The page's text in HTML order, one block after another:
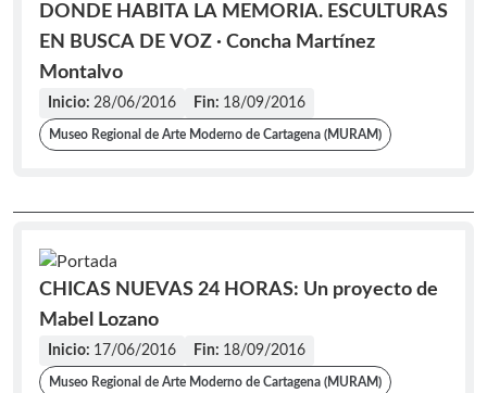
DONDE HABITA LA MEMORIA. ESCULTURAS
EN BUSCA DE VOZ · Concha Martínez
Montalvo
Inicio: 28/06/2016 Fin: 18/09/2016
Museo Regional de Arte Moderno de Cartagena (MURAM)
CHICAS NUEVAS 24 HORAS: Un proyecto de
Mabel Lozano
Inicio: 17/06/2016 Fin: 18/09/2016
Museo Regional de Arte Moderno de Cartagena (MURAM)